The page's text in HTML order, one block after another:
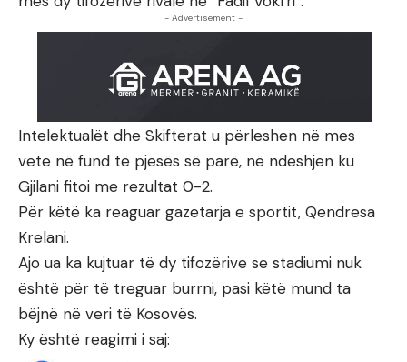
- Advertisement -
Intelektualët dhe Skifterat u përleshen në mes
vete në fund të pjesës së parë, në ndeshjen ku
Gjilani fitoi me rezultat 0-2.
Për këtë ka reaguar gazetarja e sportit, Qendresa
Krelani.
Ajo ua ka kujtuar të dy tifozërive se stadiumi nuk
është për të treguar burrni, pasi këtë mund ta
bëjnë në veri të Kosovës.
Ky është reagimi i saj: